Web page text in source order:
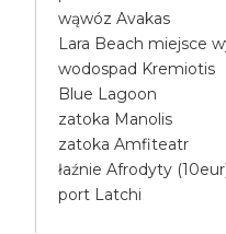
wąwóz Avakas
Lara Beach miejsce
wodospad Kremiotis
Blue Lagoon
zatoka Manolis
zatoka Amfiteatr
łaźnie Afrodyty
port Latchi